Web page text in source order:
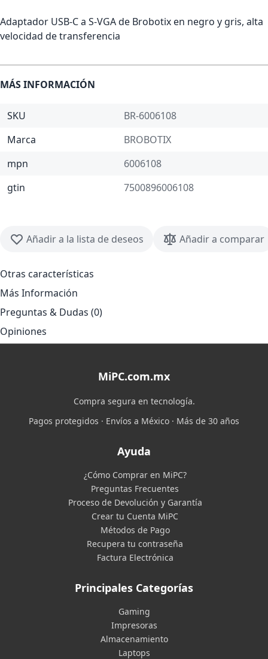
Adaptador USB-C a S-VGA de Brobotix en negro y gris, alta
velocidad de transferencia
MÁS INFORMACIÓN
SKU
BR-6006108
Marca
BROBOTIX
mpn
6006108
gtin
7500896006108
Añadir a la lista de deseos Añadir a comparar
Otras características
Más Información
Preguntas & Dudas (0)
Opiniones
MiPC.com.mx
Compra segura en tecnología.
Pagos protegidos · Envíos a México · Más de 30 años
Ayuda
¿Cómo Comprar en MiPC?
Preguntas Frecuentes
Proceso de Devolución y Garantía
Crear tu Cuenta MiPC
Métodos de Pago
Recupera tu contraseña
Factura Electrónica
Principales Categorías
Gaming
Impresoras
Almacenamiento
Laptops